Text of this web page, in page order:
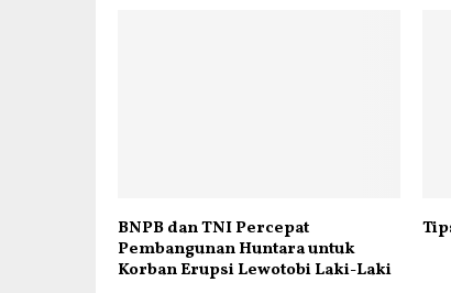
BNPB dan TNI Percepat
Pembangunan Huntara untuk
Korban Erupsi Lewotobi Laki-Laki